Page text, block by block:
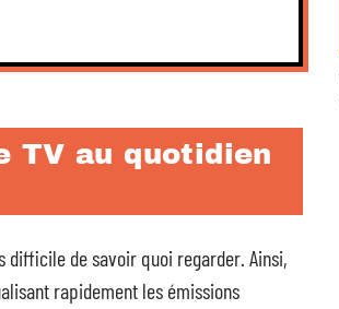
TV au quotidien
difficile de savoir quoi regarder. Ainsi,
rapidement les émissions